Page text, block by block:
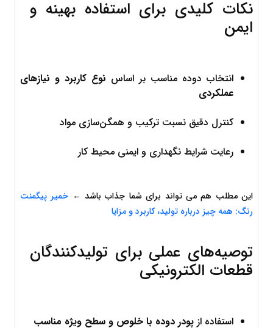
ایمن
انتخاب دوده مناسب بر اساس
عملکردی
کنترل دقیق نسبت ترکیب و همگن‌سازی مواد
رعایت شرایط نگهداری و ایمنی محیط کار
این مطلب هم می تواند برای شما جذاب باشد ←
رنگ: همه چیز درباره تولید، کاربرد و مزایا
قطعات الکترونیکی
استفاده از پودر دوده با خلوص و سطح ویژه مناسب